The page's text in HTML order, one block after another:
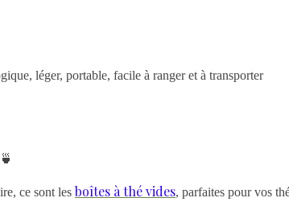
léger, portable, facile à ranger et à transporter
ce sont les boîtes à thé vides, parfaites pour vos